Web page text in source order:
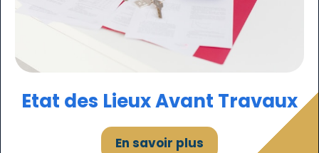
Etat des LieuxAvant Travaux
En savoir plus